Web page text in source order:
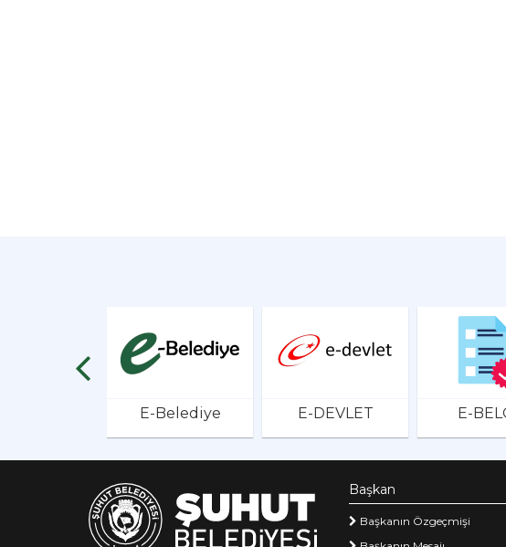
E-Belediye E-DEVLET E-
Başkan
Başkanın Özgeçmişi